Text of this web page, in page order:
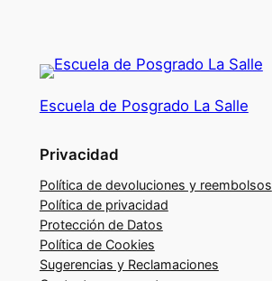
t
a
i
P
r
i
m
Escuela de Posgrado La Salle
Privacidad
Política de devoluciones y reembolsos
Política de privacidad
Protección de Datos
Política de Cookies
Sugerencias y Reclamaciones